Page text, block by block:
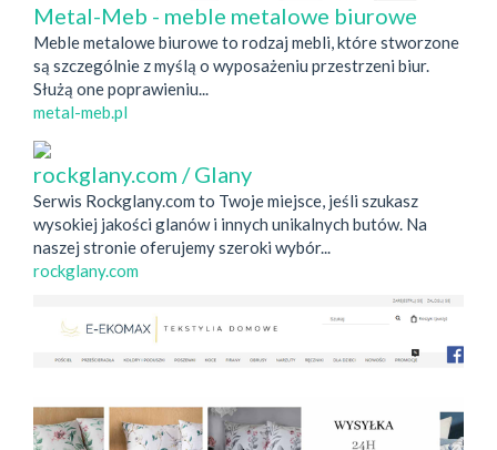
Metal-Meb - meble metalowe biurowe
Meble metalowe biurowe to rodzaj mebli, które stworzone
są szczególnie z myślą o wyposażeniu przestrzeni biur.
Służą one poprawieniu...
metal-meb.pl
rockglany.com / Glany
Serwis Rockglany.com to Twoje miejsce, jeśli szukasz
wysokiej jakości glanów i innych unikalnych butów. Na
naszej stronie oferujemy szeroki wybór...
rockglany.com